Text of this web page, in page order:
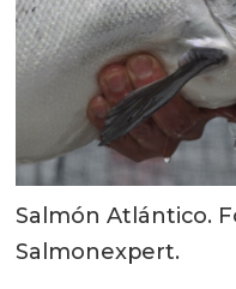
Salmón Atlántico.
Salmonexpert.